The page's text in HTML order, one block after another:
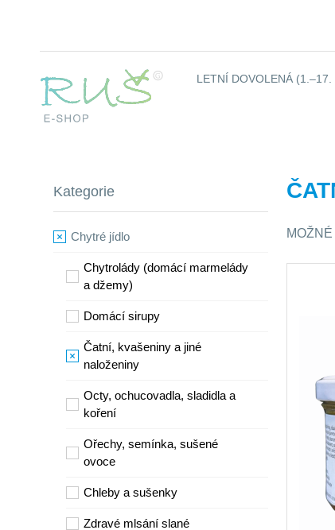
LETNÍ DOVOLENÁ (1.–17.
MOŽNÉ
Kategorie
Chytré jídlo
Chytrolády (domácí marmelády
a džemy)
​Domácí sirupy
Čatní, kvašeniny a jiné
naloženiny
Octy, ochucovadla, sladidla a
koření
Ořechy, semínka, sušené
ovoce
Chleby a sušenky
Zdravé mlsání slané